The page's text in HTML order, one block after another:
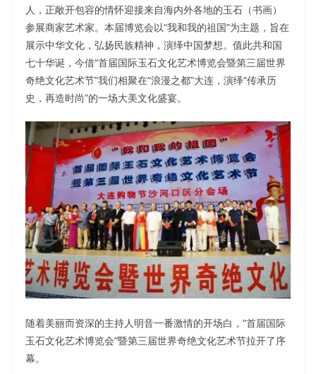
人，正敞开包容的情怀迎接来自海内外各地的玉石（书画）
参展商家艺术家。本届博览会以“我和我的祖国”为主题，旨在
展示中华文化，弘扬民族精神，演绎中国梦想。值此共和国
七十华诞，今借“首届国际玉石文化艺术博览会暨第三届世界
奇绝文化艺术节”我们相聚在“浪漫之都”大连，演绎“传承历
史，再造时尚”的一场大美文化盛宴。
随着美丽而资深的主持人明音一番激情的开场白，“首届国际
玉石文化艺术博览会”暨第三届世界奇绝文化艺术节拉开了序
幕。